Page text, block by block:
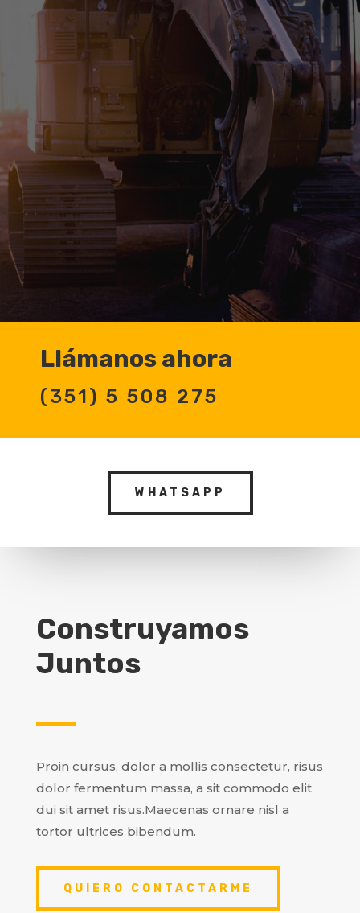
Llámanos ahora
(351) 5 508 275
WHATSAPP
Construyamos
Juntos
Proin cursus, dolor a mollis consectetur, risus
dolor fermentum massa, a sit commodo elit
dui sit amet risus.Maecenas ornare nisl a
tortor ultrices bibendum.
QUIERO CONTACTARME